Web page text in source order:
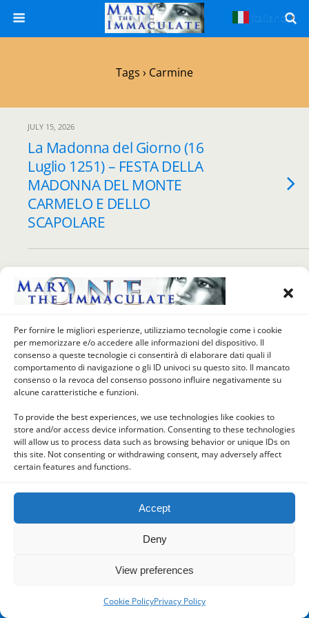
Per fornire le migliori esperienze, utilizziamo tecnologie come i cookie
per memorizzare e/o accedere alle informazioni del dispositivo. Il
consenso a queste tecnologie ci consentirà di elaborare dati quali il
comportamento di navigazione o gli ID univoci su questo sito. Il mancato
consenso o la revoca del consenso possono influire negativamente su
alcune caratteristiche e funzioni.
To provide the best experiences, we use technologies like cookies to
store and/or access device information. Consenting to these technologies
will allow us to process data such as browsing behavior or unique IDs on
this site. Not consenting or withdrawing consent, may adversely affect
certain features and functions.
Accept
Deny
View preferences
Cookie PolicyPrivacy Policy
Tags › Carmine
JULY 15, 2026
La Madonna del Giorno (16
Luglio 1251) – FESTA DELLA
MADONNA DEL MONTE
CARMELO E DELLO
SCAPOLARE
Back to top
Mobile Desktop
Italiano ▼
WPtouch Mobile Suite for WordPress